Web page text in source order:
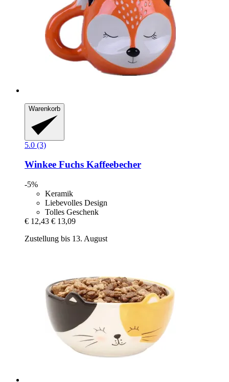
Warenkorb
5.0 (3)
Winkee Fuchs Kaffeebecher
-5%
Keramik
Liebevolles Design
Tolles Geschenk
€ 12,43 € 13,09
Zustellung bis 13. August